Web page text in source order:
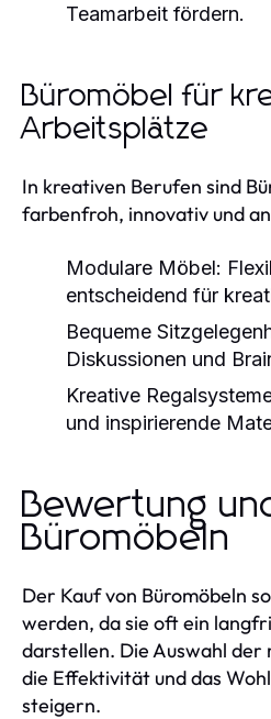
Teamarbeit fördern.
Büromöbel für
Arbeitsplätze
In kreativen Berufen sind
farbenfroh, innovativ und
Modulare Möbel:
entscheidend für
Bequeme
Diskussionen und
Kreative
und inspirierende
Bewertung
Büromöbeln
Der Kauf von Büromöbeln
werden, da sie oft ein
darstellen. Die Auswahl der
die Effektivität und das
steigern.